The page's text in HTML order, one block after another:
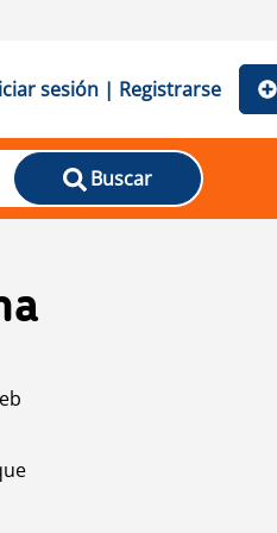
sesión | Registrarse
Buscar